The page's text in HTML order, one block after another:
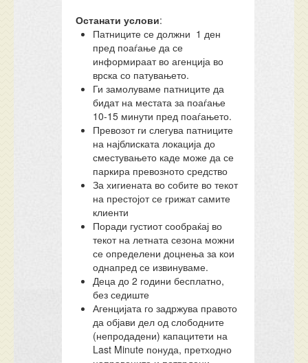
Останати услови:
Патниците се должни 1 ден
пред поаѓање да се
информираат во агенција во
врска со патувањето.
Ги замолуваме патниците да
бидат на местата за поаѓање
10-15 минути пред поаѓањето.
Превозот ги слегува патниците
на најблиската локација до
сместувањето каде може да се
паркира превозното средство
За хигиената во собите во текот
на престојот се грижат самите
клиенти
Поради густиот сообраќај во
текот на летната сезона можни
се определени доцнења за кои
однапред се извинуваме.
Деца до 2 години бесплатно,
без седиште
Агенцијата го задржува правото
да објави дел од слободните
(непродадени) капацитети на
Last Minute понуда, претходно